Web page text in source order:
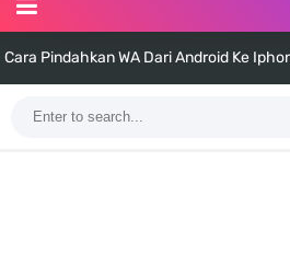
Cara Pindahkan WA Dari Android Ke